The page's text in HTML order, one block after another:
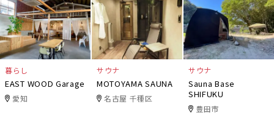
暮らし
EAST WOOD Garage
愛知
サウナ
MOTOYAMA SAUNA
名古屋 千種区
サウナ
Sauna Base
SHIFUKU
豊田市